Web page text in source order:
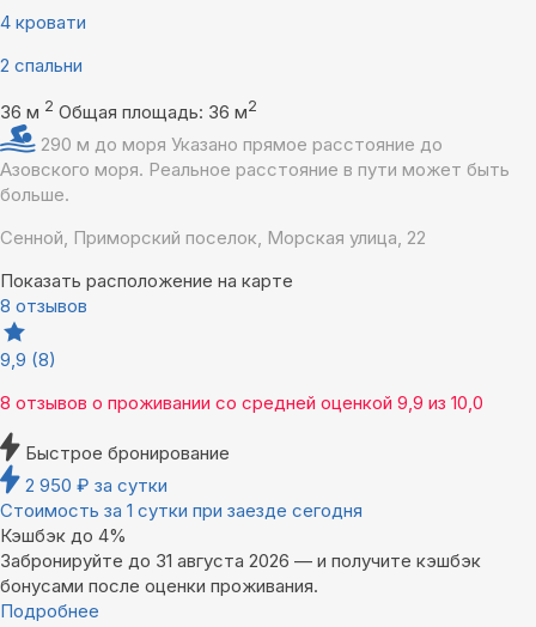
4 кровати
2 спальни
36 м 2 Общая площадь: 36 м2
290 м до моря Указано прямое расстояние до
Азовского моря. Реальное расстояние в пути может быть
больше.
Сенной, Приморский поселок, Морская улица, 22
Показать расположение на карте
8 отзывов
9,9 (8)
8 отзывов о проживании со средней оценкой 9,9 из 10,0
Быстрое бронирование
2 950 ₽ за сутки
Стоимость за 1 сутки при заезде сегодня
Кэшбэк до 4%
Забронируйте до 31 августа 2026 — и получите кэшбэк
бонусами после оценки проживания.
Подробнее